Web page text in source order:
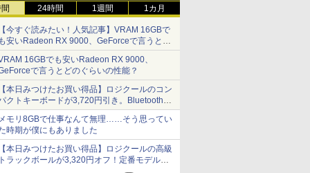
24時間 1週間 1カ月
今すぐ読みたい！人気記事】VRAM 16GBで
安いRadeon RX 9000、GeForceで言うとど
ぐらいの性能？ - PC Watch
16GBでも安いRadeon RX 9000、
で言うとどのぐらいの性能？
本日みつけたお買い得品】ロジクールのコン
クトキーボードが3,720円引き。Bluetoothで3
接続対応
モリ8GBで仕事なんて無理……そう思ってい
時期が僕にもありました
本日みつけたお買い得品】ロジクールの高級
ラックボールが3,320円オフ！定番モデルも